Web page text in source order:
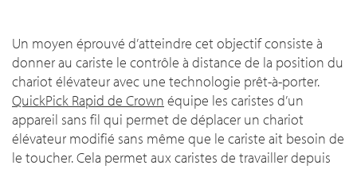
Un moyen éprouvé d’atteindre cet objectif consiste à
donner au cariste le contrôle à distance de la position du
chariot élévateur avec une technologie prêt-à-porter.
QuickPick Rapid de Crown équipe les caristes d’un
appareil sans fil qui permet de déplacer un chariot
élévateur modifié sans même que le cariste ait besoin de
le toucher. Cela permet aux caristes de travailler depuis